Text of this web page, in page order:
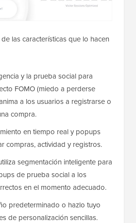
las características que lo hacen
y la prueba social para
FOMO (miedo a perderse
a los usuarios a registrarse o
compra.
en tiempo real y popups
compras, actividad y registros.
segmentación inteligente para
de prueba social a los
en el momento adecuado.
predeterminado o hazlo tuyo
de personalización sencillas.